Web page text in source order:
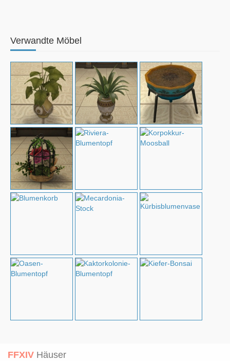
Verwandte Möbel
FFXIV Häuser